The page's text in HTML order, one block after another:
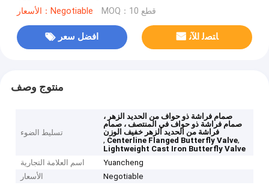
الأسعار：Negotiable MOQ：10 قطع
افضل سعر ﺎﺘﺼﻟ ﺍﻶﻧ
منتوج وصف
تسليط الضوء
صمام فراشة ذو حواف من الحديد الزهر ،
صمام فراشة ذو حواف في المنتصف ، صمام
فراشة من الحديد الزهر خفيف الوزن
, Centerline Flanged Butterfly Valve,
Lightweight Cast Iron Butterfly Valve
اسم العلامة التجارية
Yuancheng
الأسعار
Negotiable